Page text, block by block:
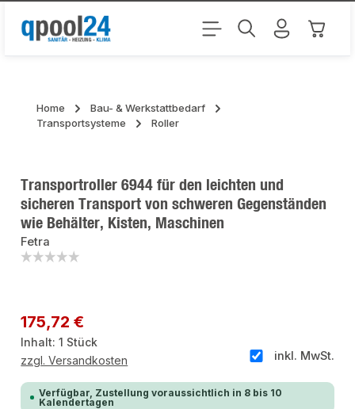
Zum Hauptinhalt springen
Home
Bau- & Werkstattbedarf
Transportsysteme
Roller
Transportroller 6944 für den leichten und
sicheren Transport von schweren Gegenständen
wie Behälter, Kisten, Maschinen
Fetra
Regulärer Preis:
175,72 €
Inhalt:1 Stück
inkl. MwSt.
zzgl. Versandkosten
Verfügbar, Zustellung voraussichtlich in 8 bis 10
Kalendertagen